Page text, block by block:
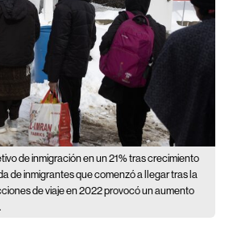
de inmigración en un 21% tras crecimiento
de inmigrantes que comenzó a llegar tras la
de viaje en 2022 provocó un aumento